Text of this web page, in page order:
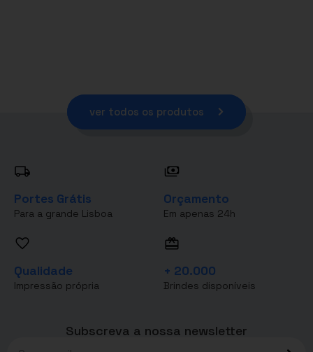
ver todos os produtos
Portes Grátis
Para a grande Lisboa
Orçamento
Em apenas 24h
Qualidade
Impressão própria
+ 20.000
Brindes disponíveis
Subscreva a nossa newsletter